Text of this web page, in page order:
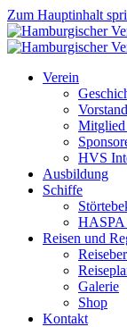
Zum Hauptinhalt
Verein
Vorstand
Mitglied
HVS
Ausbildung
Schiffe
HASPA
Reisen und
Galerie
Shop
Kontakt